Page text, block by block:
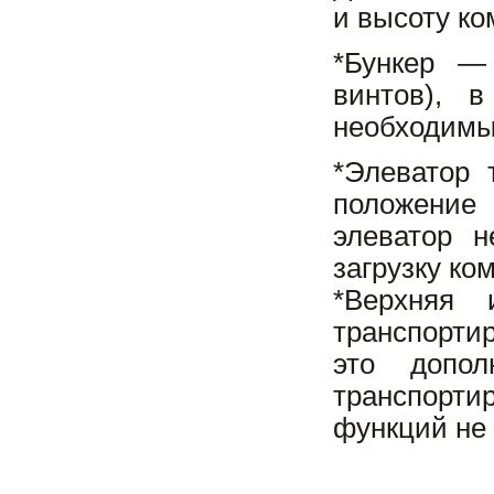
и высоту
*Бункер —
винтов), в
*Элеватор
элеватор
загрузку
*Верхняя
это
функций не